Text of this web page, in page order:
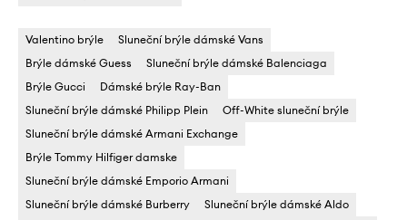
Valentino brýle
Sluneční brýle dámské Vans
Brýle dámské Guess
Sluneční brýle dámské Balenciaga
Brýle Gucci
Dámské brýle Ray-Ban
Sluneční brýle dámské Philipp Plein
Off-White sluneční brýle
Sluneční brýle dámské Armani Exchange
Brýle Tommy Hilfiger damske
Sluneční brýle dámské Emporio Armani
Sluneční brýle dámské Burberry
Sluneční brýle dámské Aldo